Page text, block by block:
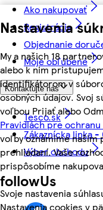
Nastavenia
My a našich 18
alebo k nim
identifikátorom v
osobných údajov. Svoj
voľbou Prijať alebo
Pravidlách pre
voľby oznámime našim
prehliadaní. Vaše
prispôsobíme
Svoje nastavenia
Nastavenia cookies v
Ako nakupovať
Registrácia
Objednanie
Moje obľúbené
Kontaktujte nás
Tesco.sk
Zákaznícka linka
Výber obchodu
followUs